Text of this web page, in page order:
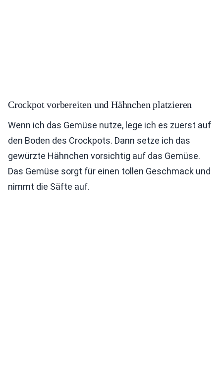
Crockpot vorbereiten und Hähnchen platzieren
Wenn ich das Gemüse nutze, lege ich es zuerst auf
den Boden des Crockpots. Dann setze ich das
gewürzte Hähnchen vorsichtig auf das Gemüse.
Das Gemüse sorgt für einen tollen Geschmack und
nimmt die Säfte auf.